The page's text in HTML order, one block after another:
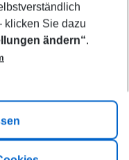
klicken Sie dazu
ändern“.